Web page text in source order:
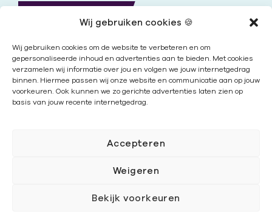
Wij gebruiken cookies 🍪
Wij gebruiken cookies om de website te verbeteren en om
gepersonaliseerde inhoud en advertenties aan te bieden. Met cookies
verzamelen wij informatie over jou en volgen we jouw internetgedrag
binnen. Hiermee passen wij onze website en communicatie aan op jouw
voorkeuren. Ook kunnen we zo gerichte advertenties laten zien op
basis van jouw recente internetgedrag.
Accepteren
Weigeren
Bekijk voorkeuren
Nieuwsbrief